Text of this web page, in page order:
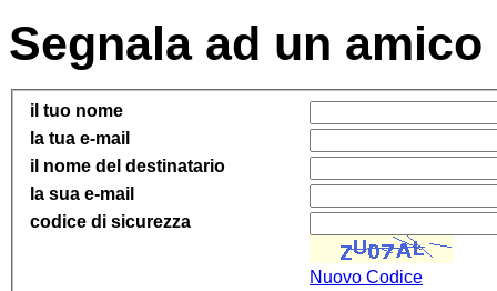
Segnala ad un amico
il tuo nome
la tua e-mail
il nome del destinatario
la sua e-mail
codice di sicurezza
Nuovo Codice